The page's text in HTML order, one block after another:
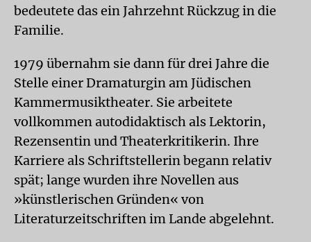
bedeutete das ein Jahrzehnt Rückzug in die
Familie.
1979 übernahm sie dann für drei Jahre die
Stelle einer Dramaturgin am Jüdischen
Kammermusiktheater. Sie arbeitete
vollkommen autodidaktisch als Lektorin,
Rezensentin und Theaterkritikerin. Ihre
Karriere als Schriftstellerin begann relativ
spät; lange wurden ihre Novellen aus
»künstlerischen Gründen« von
Literaturzeitschriften im Lande abgelehnt.